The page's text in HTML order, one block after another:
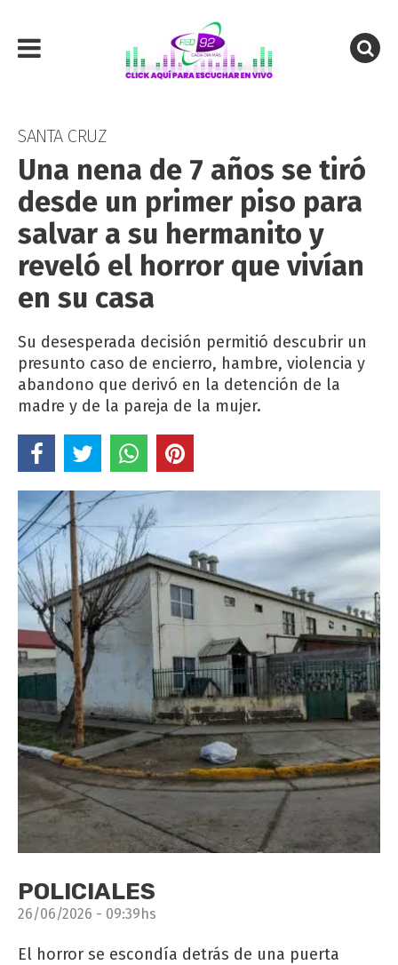
SANTA CRUZ
Una nena de 7 años se tiró
desde un primer piso para
salvar a su hermanito y
reveló el horror que vivían
en su casa
Su desesperada decisión permitió descubrir un
presunto caso de encierro, hambre, violencia y
abandono que derivó en la detención de la
madre y de la pareja de la mujer.
POLICIALES
26/06/2026 - 09:39hs
El horror se escondía detrás de una puerta